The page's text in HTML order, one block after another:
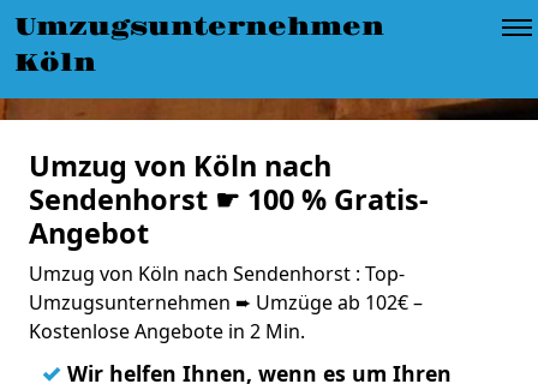
Umzugsunternehmen
Köln
Umzug von Köln nach
Sendenhorst ☛ 100 % Gratis-
Angebot
Umzug von Köln nach Sendenhorst : Top-
Umzugsunternehmen ➨ Umzüge ab 102€ –
Kostenlose Angebote in 2 Min.
✓ Wir helfen Ihnen, wenn es um Ihren